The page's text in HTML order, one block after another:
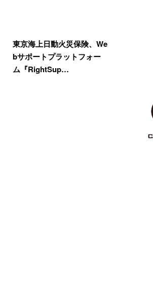
東京海上日動火災保険、We
bサポートプラットフォー
ム『RightSup…